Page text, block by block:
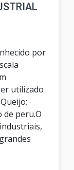
por
utilizado
de peru.O